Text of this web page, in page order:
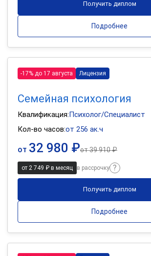
Получить диплом
Подробнее
-17% до 17 августа Лицензия
Семейная психология
Квалификация:Психолог/Специалист
Кол-во часов:от 256 ак.ч
от 32 980 ₽от39 910 ₽
от 2 749 ₽ в месяц в рассрочку
Получить диплом
Подробнее